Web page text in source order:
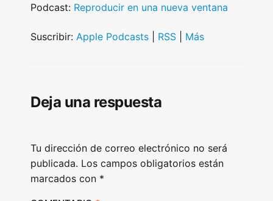
i
a
r
Podcast: Reproducir en una nueva ventana
Suscribir: Apple Podcasts RSS Más
Deja una respuesta
Tu dirección de correo electrónico no será
publicada. Los campos obligatorios están
marcados con *